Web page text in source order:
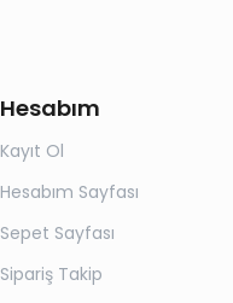
Hesabım
Kayıt Ol
Hesabım Sayfası
Sepet Sayfası
Sipariş Takip